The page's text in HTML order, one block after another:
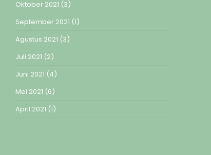
Oktober 2021 (3)
September 2021 (1)
Agustus 2021 (3)
Juli 2021 (2)
Juni 2021 (4)
Mei 2021 (6)
April 2021 (1)